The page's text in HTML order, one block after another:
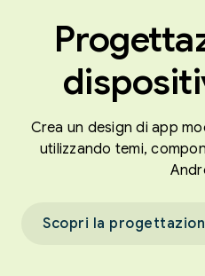
Crea un design di app
utilizzando temi,